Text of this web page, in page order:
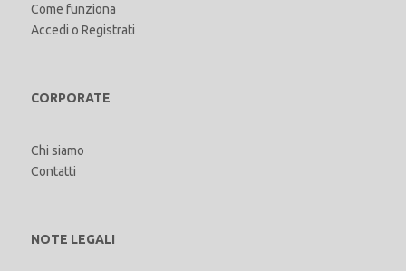
Come funziona
Accedi o Registrati
CORPORATE
Chi siamo
Contatti
NOTE LEGALI